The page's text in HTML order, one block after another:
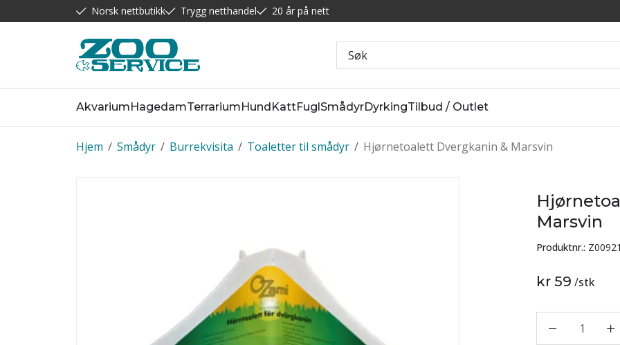
Norsk nettbutikk Trygg netthandel 20 år på nett
AkvariumHagedamTerrariumHundKattFuglSmådyrDyrkingTilbud / Outlet
/
Hjem /
Smådyr /
Burrekvisita /
Toaletter til smådyr Hjørnetoalett Dvergkanin & Marsvin
Marsvin
Produktnr.:
kr 59 /stk
1